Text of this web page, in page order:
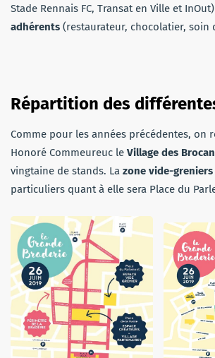
Stade Rennais FC, Transat en Ville et
adhérents (restaurateur, chocolatier, soin
Répartition des
Comme pour les années précédentes, on
Honoré Commeureuc le Village des
vingtaine de stands. La zone vide-greniers
particuliers quant à elle sera Place du